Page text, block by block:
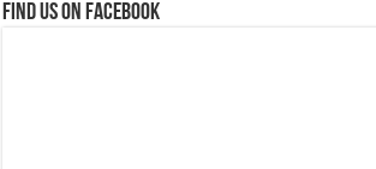
Find us on Facebook